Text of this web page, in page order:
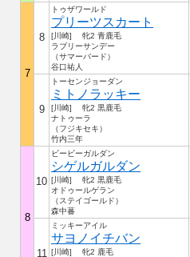
7
8
トゥザワールド
プリーツスカート
[川崎] 牝2 青鹿毛
ラブリーサンデー
（サマーバード）
谷口祐人
9
トーセンジョーダン
ミトノラッキー
[川崎] 牝2 黒鹿毛
ナトゥーラ
（フジキセキ）
竹内三年
8
10
ビービーガルダン
シゲルガルダン
[川崎] 牝2 黒鹿毛
オドゥールゲラン
（ステイゴールド）
森中蕃
11
ミッキーアイル
サヨノイチバン
[川崎] 牝2 鹿毛